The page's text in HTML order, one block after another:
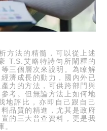
方法的精髓，可以從上述
T.S.艾略特詩句所闡釋的
三個層次來說明。為瞭解
濟成長的動力，國內外已
力的方法，可供跨部門與
考。但無論方法上如何地
地評比，亦即自己跟自己
品質的精進，尤其是政府
的三大普查資料，更是我
。